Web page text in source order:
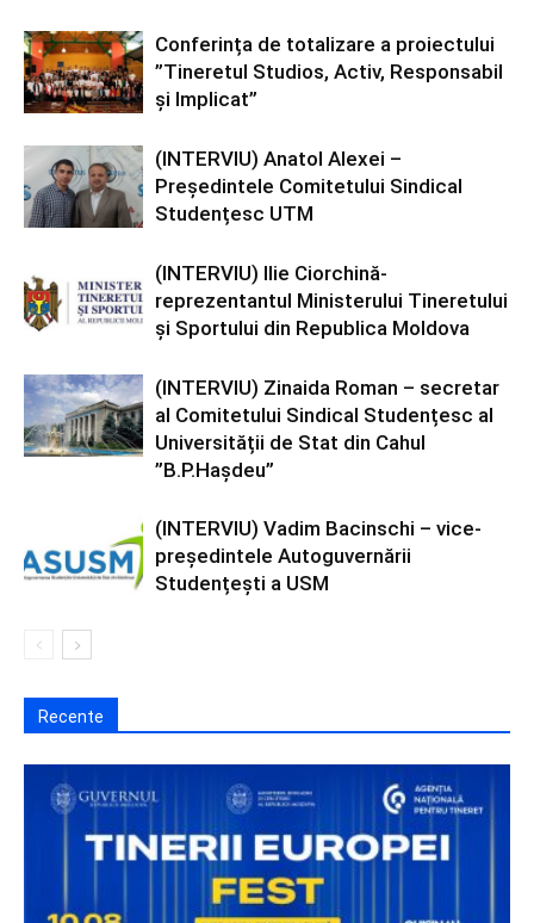
Conferința de totalizare a proiectului
”Tineretul Studios, Activ, Responsabil
și Implicat”
(INTERVIU) Anatol Alexei –
Președintele Comitetului Sindical
Studențesc UTM
(INTERVIU) Ilie Ciorchină-
reprezentantul Ministerului Tineretului
și Sportului din Republica Moldova
(INTERVIU) Zinaida Roman – secretar
al Comitetului Sindical Studențesc al
Universității de Stat din Cahul
”B.P.Hașdeu”
(INTERVIU) Vadim Bacinschi – vice-
președintele Autoguvernării
Studențești a USM
Recente